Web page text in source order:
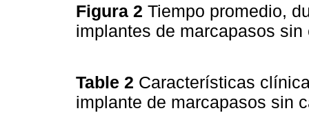
Figura 2 Tiempo promedio,
implantes de marcapasos
Table 2 Características
implante de marcapasos sin